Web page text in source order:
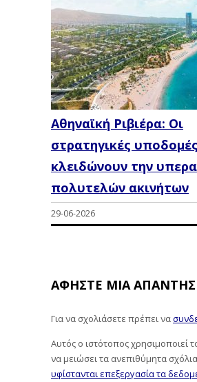
Αθηναϊκή Ριβιέρα: Οι
στρατηγικές υποδομές
κλειδώνουν την
πολυτελών ακινήτων
29-06-2026
ΑΦΉΣΤΕ ΜΙΑ
Για να σχολιάσετε πρέπει να
Αυτός ο ιστότοπος χρησιμοποιεί
να μειώσει τα ανεπιθύμητα
υφίστανται επεξεργασία τα